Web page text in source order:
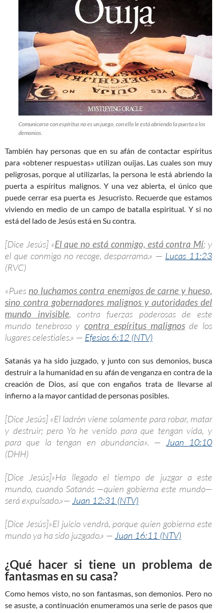
Comunicarse con espíritus no es un juego, con ello le está abriendo la puerta a los
demonios.
También hay personas que en su afán de contactar espíritus
para «obtener respuestas» utilizan ouijas. Las cuales son muy
peligrosas, porque al utilizarlas, la persona le está abriendo la
puerta a espíritus malignos. Y una vez abierta, el único que
puede cerrar esa puerta es Jesucristo. Recuerde que estamos
viviendo en medio de un campo de batalla espiritual. Y si no
está del lado de Jesús está en Su contra.
[Dice Jesús] «El que no está conmigo, está contra Mí; y
el que conmigo no recoge, desparrama.» — Lucas 11:23
(RVC)
«Puesno luchamos contra enemigos de carne y hueso,
sino contra gobernadores malignos y autoridades del
mundo invisible, contra fuerzas poderosas de este
mundo tenebroso ycontra espíritus malignosde los
lugares celestiales.» — Efesios 6:12 (NTV)
Satanás ya ha sido juzgado, y junto con sus demonios, busca
destruir a la humanidad en su afán de venganza en contra de la
creación de Dios, así que con engaños trata de llevarse al
infierno a la mayor cantidad de personas posibles.
[Dice Jesús] «El ladrón viene solamente para robar, matar
y destruir; pero Yo he venido para que tengan vida, y
para que la tengan en abundancia». — Juan 10:10
(DHH)
[Dice Jesús]»Ha llegado el tiempo de juzgar a este
mundo, cuando Satanás —quien gobierna este mundo—
será expulsado.»— Juan 12:31 (NTV)
[Dice Jesús]»El juicio vendrá, porque quien gobierna este
mundo ya ha sido juzgado.» — Juan 16:11 (NTV)
¿Qué hacer si tiene un problema de
fantasmas en su casa?
Como hemos visto, no son fantasmas, son demonios. Pero no
se asuste, a continuación enumeramos una serie de pasos que